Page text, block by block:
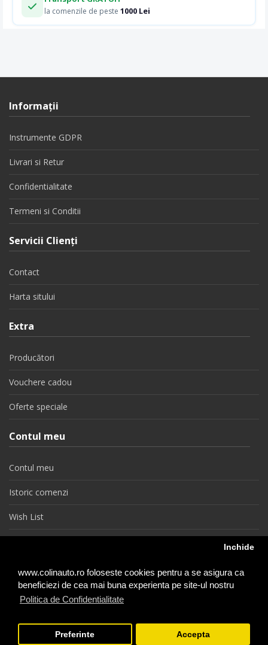
www.colinauto.ro foloseste cookies pentru a se asigura ca
beneficiezi de cea mai buna experienta pe site-ul nostru
Politica de Confidentialitate
Inchide
Preferinte Accepta
la comenzile de peste 1000 Lei
Informaţii
Instrumente GDPR
Livrari si Retur
Confidentialitate
Termeni si Conditii
Servicii Clienţi
Contact
Harta sitului
Extra
Producători
Vouchere cadou
Oferte speciale
Contul meu
Contul meu
Istoric comenzi
Wish List